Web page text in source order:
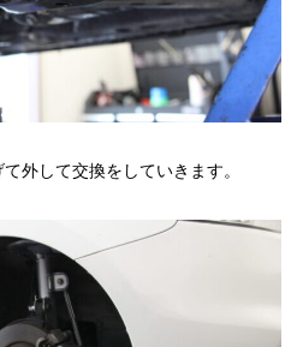
外して交換をしていきます。